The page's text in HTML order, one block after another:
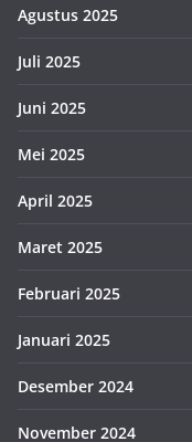
Agustus 2025
Juli 2025
Juni 2025
Mei 2025
April 2025
Maret 2025
Februari 2025
Januari 2025
Desember 2024
November 2024